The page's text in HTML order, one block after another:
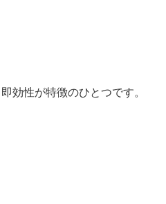
効性が特徴のひとつです。